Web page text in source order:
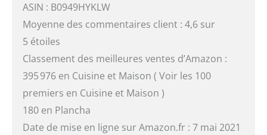
ASIN : B0949HYKLW
Moyenne des commentaires client : 4,6 sur
5 étoiles
Classement des meilleures ventes d’Amazon :
395 976 en Cuisine et Maison ( Voir les 100
premiers en Cuisine et Maison )
180 en Plancha
Date de mise en ligne sur Amazon.fr : 7 mai 2021